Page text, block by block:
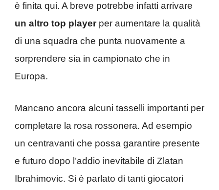
è finita qui. A breve potrebbe infatti arrivare
un altro top playerper aumentare la qualità
di una squadra che punta nuovamente a
sorprendere sia in campionato che in
Europa.
Mancano ancora alcuni tasselli importanti per
completare la rosa rossonera. Ad esempio
un centravanti che possa garantire presente
e futuro dopo l’addio inevitabile di Zlatan
Ibrahimovic. Si è parlato di tanti giocatori